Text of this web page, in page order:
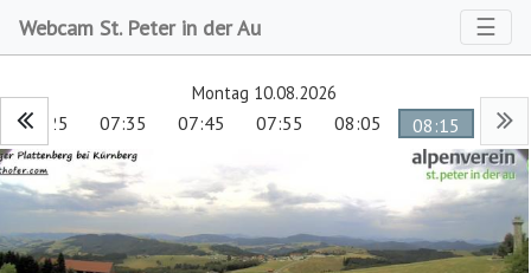
Webcam St. Peter in der Au ☰
Montag 10.08.2026
07:25 07:35 07:45 07:55 08:05 08:15